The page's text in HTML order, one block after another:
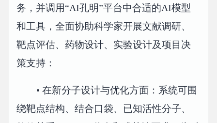
务，并调用“AI孔明”平台中合适的AI模型
和工具，全面协助科学家开展文献调研、
靶点评估、药物设计、实验设计及项目决
策支持：
• 在新分子设计与优化方面：系统可围
绕靶点结构、结合口袋、已知活性分子、